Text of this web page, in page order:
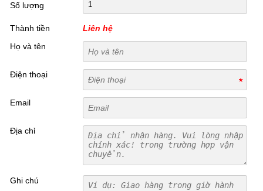
Số lượng
Thành tiền
Liên hệ
Họ và tên
Điện thoại
Email
Địa chỉ
Ghi chú